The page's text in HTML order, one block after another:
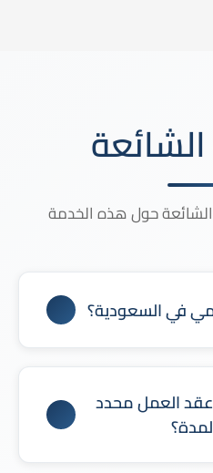
الشائعة حول هذه الخدمة
في السعودية؟
وجود عقد عمل
كل من صاحب العمل
العمل محدد